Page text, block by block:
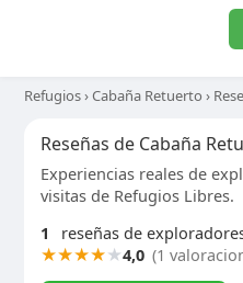
Refugios›Cabaña Retuerto ›
Reseñas de Cabaña
Experiencias reales de
visitas de Refugios Libres.
1
reseñas de
★★★★★4,0 (1